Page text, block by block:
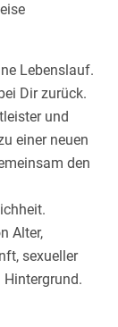
Lebenslauf.
Dir zurück.
und
einer neuen
den
Alter,
sexueller